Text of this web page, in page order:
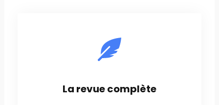
La revue complète